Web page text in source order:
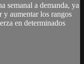
semanal a demanda, ya
y aumentar los rangos
en determinados